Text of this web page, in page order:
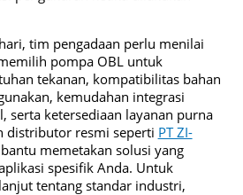
tim pengadaan perlu menilai
pompa OBL untuk
tekanan, kompatibilitas bahan
kemudahan integrasi
serta ketersediaan layanan purna
distributor resmi seperti PT ZI-
memetakan solusi yang
spesifik Anda. Untuk
tentang standar industri,